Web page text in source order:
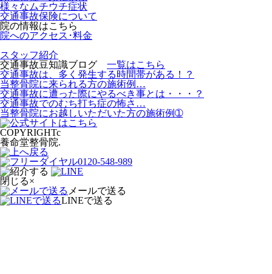
様々なムチウチ症状
交通事故保険について
院の情報はこちら
院へのアクセス･料金
スタッフ紹介
交通事故豆知識ブログ 一覧はこちら
交通事故は、多く発生する時間帯がある！？
当整骨院に来られる方の施術例…
交通事故に遭った際にやるべき事とは・・・？
交通事故でのむち打ち症の怖さ…
当整骨院にお越しいただいた方の施術例➀
COPYRIGHTc
養命堂整骨院.
閉じる×
メールで送る
LINEで送る